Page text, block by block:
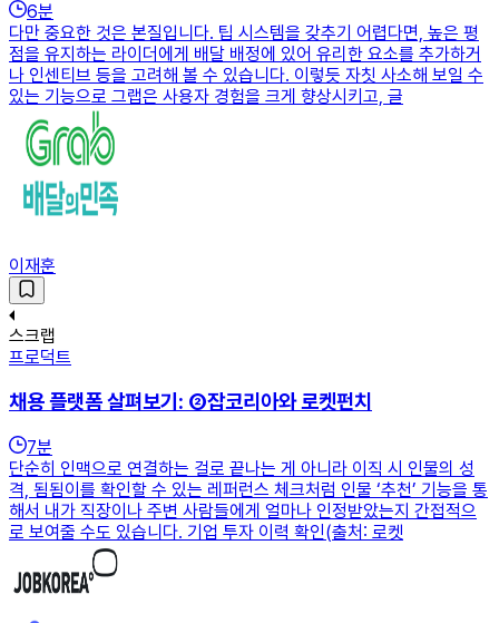
6분
다만 중요한 것은 본질입니다. 팁 시스템을 갖추기 어렵다면, 높은 평
점을 유지하는 라이더에게 배달 배정에 있어 유리한 요소를 추가하거
나 인센티브 등을 고려해 볼 수 있습니다. 이렇듯 자칫 사소해 보일 수
있는 기능으로 그랩은 사용자 경험을 크게 향상시키고, 글
이재훈
스크랩
프로덕트
채용 플랫폼 살펴보기: ②잡코리아와 로켓펀치
7분
단순히 인맥으로 연결하는 걸로 끝나는 게 아니라 이직 시 인물의 성
격, 됨됨이를 확인할 수 있는 레퍼런스 체크처럼 인물 ‘추천’ 기능을 통
해서 내가 직장이나 주변 사람들에게 얼마나 인정받았는지 간접적으
로 보여줄 수도 있습니다. 기업 투자 이력 확인(출처: 로켓